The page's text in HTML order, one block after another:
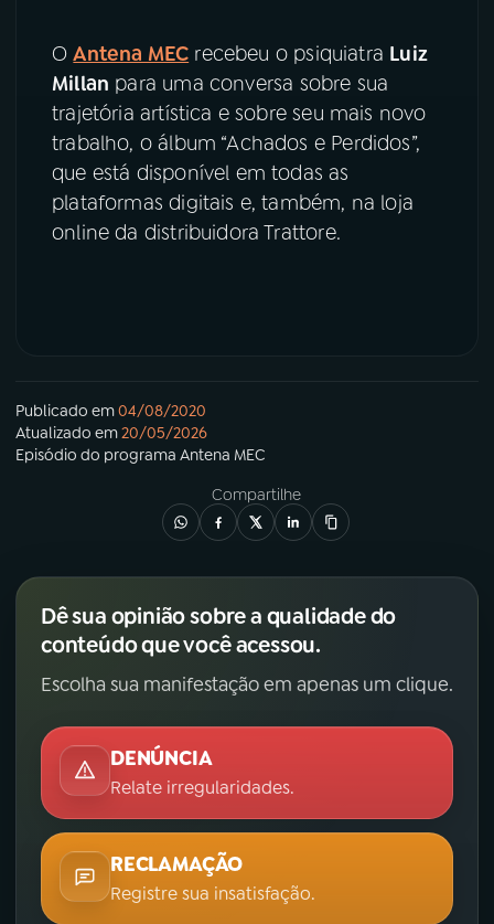
OAntena MEC recebeu o psiquiatra Luiz
Millan para uma conversa sobre sua
trajetória artística e sobre seu mais novo
trabalho, o álbum “Achados e Perdidos”,
que está disponível em todas as
plataformas digitais e, também, na loja
online da distribuidora Trattore.
Publicado em04/08/2020
Atualizado em20/05/2026
Episódio do programa Antena MEC
Compartilhe
Dê sua opinião sobre a qualidade do
conteúdo que você acessou.
Escolha sua manifestação em apenas um clique.
DENÚNCIA
Relate irregularidades.
RECLAMAÇÃO
Registre sua insatisfação.